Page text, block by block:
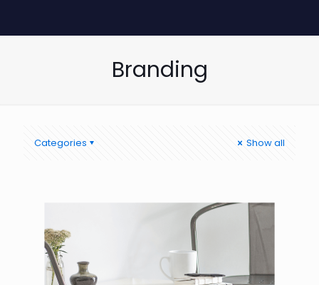
Branding
Categories Show all